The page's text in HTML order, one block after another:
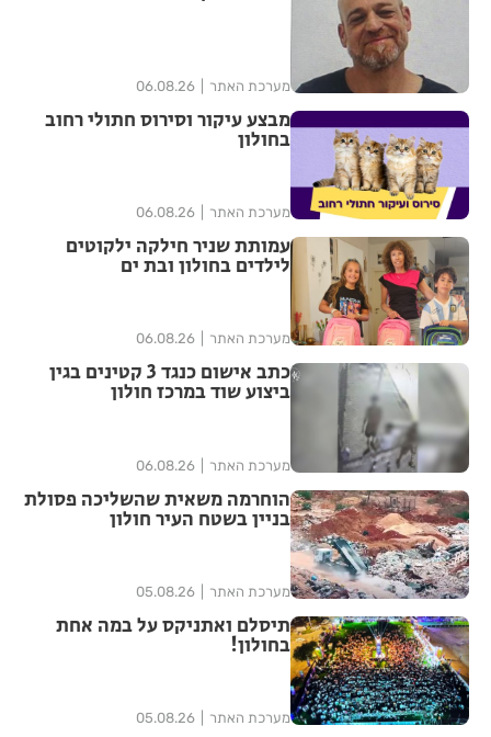
מערכת האתר 06.08.26
מבצע עיקור וסירוס חתולי רחוב
בחולון
מערכת האתר 06.08.26
עמותת שניר חילקה ילקוטים
לילדים בחולון ובת ים
מערכת האתר 06.08.26
כתב אישום כנגד 3 קטינים בגין
ביצוע שוד במרכז חולון
מערכת האתר 06.08.26
הוחרמה משאית שהשליכה פסולת
בניין בשטח העיר חולון
מערכת האתר 05.08.26
תיסלם ואתניקס על במה אחת
בחולון!
מערכת האתר 05.08.26